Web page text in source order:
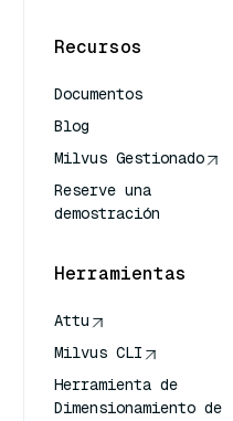
Recursos
Documentos
Blog
Milvus Gestionado
Reserve una
demostración
Herramientas
Attu
Milvus CLI
Herramienta de
Dimensionamiento de